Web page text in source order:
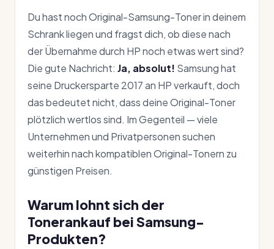
Du hast noch Original-Samsung-Toner in deinem
Schrank liegen und fragst dich, ob diese nach
der Übernahme durch HP noch etwas wert sind?
Die gute Nachricht: Ja, absolut! Samsung hat
seine Druckersparte 2017 an HP verkauft, doch
das bedeutet nicht, dass deine Original-Toner
plötzlich wertlos sind. Im Gegenteil — viele
Unternehmen und Privatpersonen suchen
weiterhin nach kompatiblen Original-Tonern zu
günstigen Preisen.
Warum lohnt sich der
Tonerankauf bei Samsung-
Produkten?